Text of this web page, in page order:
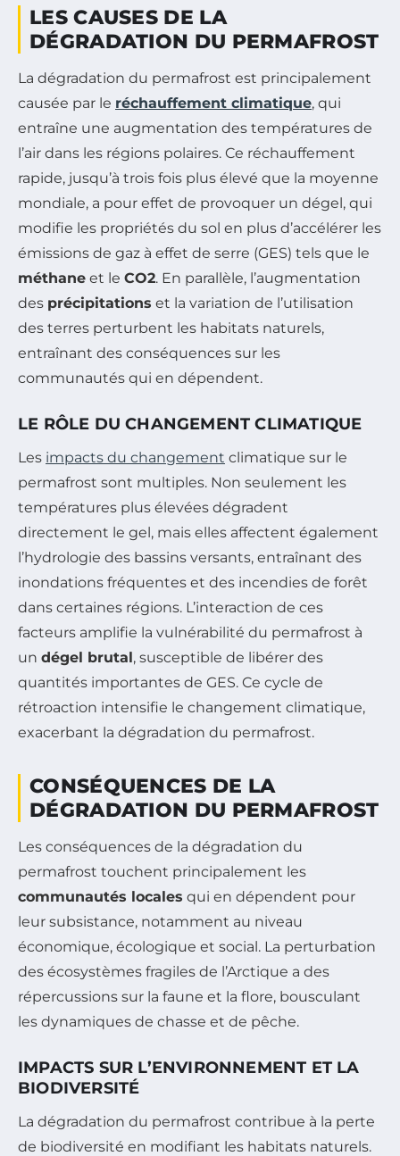
LES CAUSES DE LA
DÉGRADATION DU PERMAFROST
La dégradation du permafrost est principalement
causée par le réchauffement climatique, qui
entraîne une augmentation des températures de
l’air dans les régions polaires. Ce réchauffement
rapide, jusqu’à trois fois plus élevé que la moyenne
mondiale, a pour effet de provoquer un dégel, qui
modifie les propriétés du sol en plus d’accélérer les
émissions de gaz à effet de serre (GES) tels que le
méthane et le CO2. En parallèle, l’augmentation
des précipitations et la variation de l’utilisation
des terres perturbent les habitats naturels,
entraînant des conséquences sur les
communautés qui en dépendent.
LE RÔLE DU CHANGEMENT CLIMATIQUE
Les impacts du changement climatique sur le
permafrost sont multiples. Non seulement les
températures plus élevées dégradent
directement le gel, mais elles affectent également
l’hydrologie des bassins versants, entraînant des
inondations fréquentes et des incendies de forêt
dans certaines régions. L’interaction de ces
facteurs amplifie la vulnérabilité du permafrost à
un dégel brutal, susceptible de libérer des
quantités importantes de GES. Ce cycle de
rétroaction intensifie le changement climatique,
exacerbant la dégradation du permafrost.
CONSÉQUENCES DE LA
DÉGRADATION DU PERMAFROST
Les conséquences de la dégradation du
permafrost touchent principalement les
communautés locales qui en dépendent pour
leur subsistance, notamment au niveau
économique, écologique et social. La perturbation
des écosystèmes fragiles de l’Arctique a des
répercussions sur la faune et la flore, bousculant
les dynamiques de chasse et de pêche.
IMPACTS SUR L’ENVIRONNEMENT ET LA
BIODIVERSITÉ
La dégradation du permafrost contribue à la perte
de biodiversité en modifiant les habitats naturels.